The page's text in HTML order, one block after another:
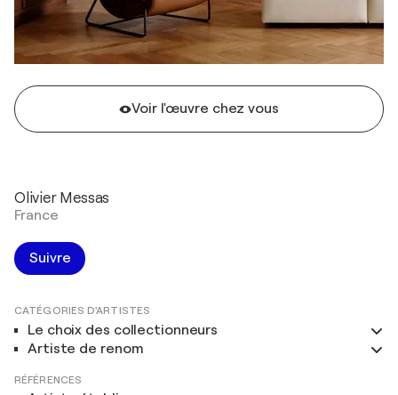
Voir l'œuvre chez vous
Olivier Messas
France
Suivre
CATÉGORIES D'ARTISTES
Le choix des collectionneurs
Artiste de renom
RÉFÉRENCES